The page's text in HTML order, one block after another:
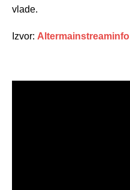
vlade.
Izvor: Altermainstreaminfo